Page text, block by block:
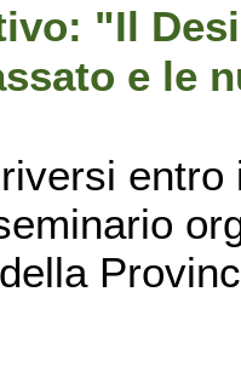
"Il
e le